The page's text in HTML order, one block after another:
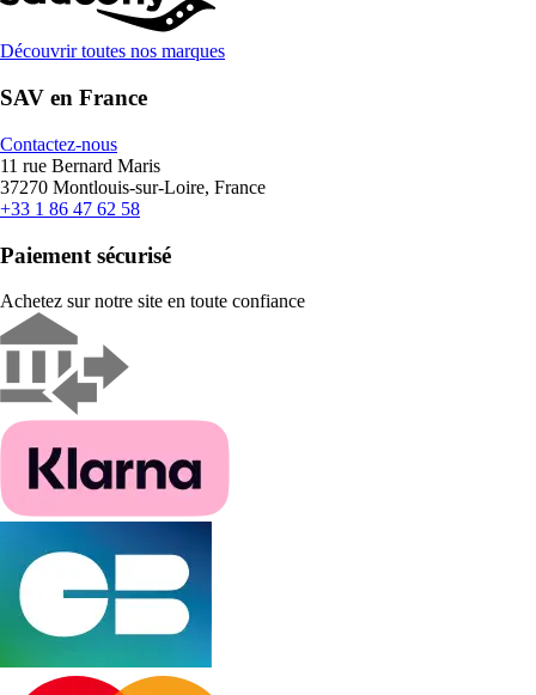
Découvrir toutes nos marques
SAV en France
Contactez-nous
11 rue Bernard Maris
37270 Montlouis-sur-Loire, France
+33 1 86 47 62 58
Paiement sécurisé
Achetez sur notre site en toute confiance